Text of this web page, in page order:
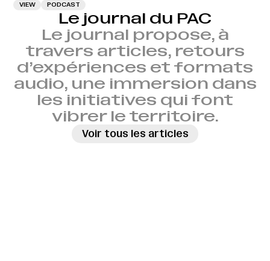
VIEW PODCAST
Le journal du PAC
Le journal propose, à
travers articles, retours
d’expériences et formats
audio, une immersion dans
les initiatives qui font
vibrer le territoire.
Voir tous les articles